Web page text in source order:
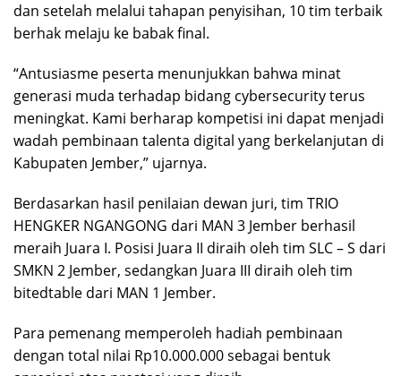
dan setelah melalui tahapan penyisihan, 10 tim terbaik
berhak melaju ke babak final.
“Antusiasme peserta menunjukkan bahwa minat
generasi muda terhadap bidang cybersecurity terus
meningkat. Kami berharap kompetisi ini dapat menjadi
wadah pembinaan talenta digital yang berkelanjutan di
Kabupaten Jember,” ujarnya.
Berdasarkan hasil penilaian dewan juri, tim TRIO
HENGKER NGANGONG dari MAN 3 Jember berhasil
meraih Juara I. Posisi Juara II diraih oleh tim SLC – S dari
SMKN 2 Jember, sedangkan Juara III diraih oleh tim
bitedtable dari MAN 1 Jember.
Para pemenang memperoleh hadiah pembinaan
dengan total nilai Rp10.000.000 sebagai bentuk